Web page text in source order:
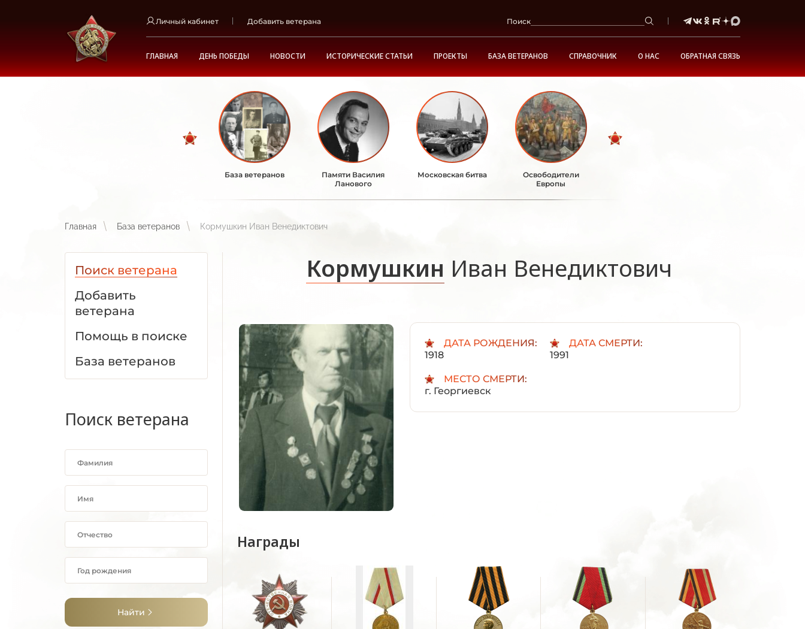
Личный кабинет Добавить ветерана Поиск
ГЛАВНАЯ ДЕНЬ ПОБЕДЫ НОВОСТИ ИСТОРИЧЕСКИЕ СТАТЬИ ПРОЕКТЫ БАЗА ВЕТЕРАНОВ СПРАВОЧНИК О НАС ОБРАТНАЯ СВЯЗЬ
База ветеранов
Памяти Василия
Ланового
Московская битва
Освободители
Европы
Главная База ветеранов Кормушкин Иван Венедиктович
Поиск ветерана
Добавить
ветерана
Помощь в поиске
База ветеранов
Поиск ветерана
Найти
Кормушкин Иван Венедиктович
ДАТА РОЖДЕНИЯ:
1918
ДАТА СМЕРТИ:
1991
МЕСТО СМЕРТИ:
г. Георгиевск
Награды